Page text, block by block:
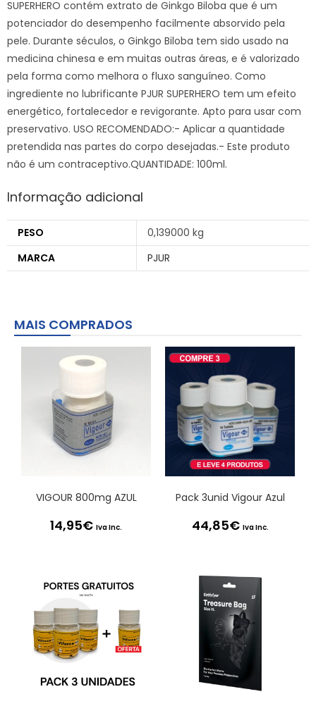
SUPERHERO contém extrato de Ginkgo Biloba que é um
potenciador do desempenho facilmente absorvido pela
pele. Durante séculos, o Ginkgo Biloba tem sido usado na
medicina chinesa e em muitas outras áreas, e é valorizado
pela forma como melhora o fluxo sanguíneo. Como
ingrediente no lubrificante PJUR SUPERHERO tem um efeito
energético, fortalecedor e revigorante. Apto para usar com
preservativo. USO RECOMENDADO:- Aplicar a quantidade
pretendida nas partes do corpo desejadas.- Este produto
não é um contraceptivo.QUANTIDADE: 100ml.
Informação adicional
PESO
0,139000 kg
MARCA
PJUR
MAIS COMPRADOS
VIGOUR 800mg AZUL
14,95€ Iva Inc.
Pack 3unid Vigour Azul
44,85€ Iva Inc.